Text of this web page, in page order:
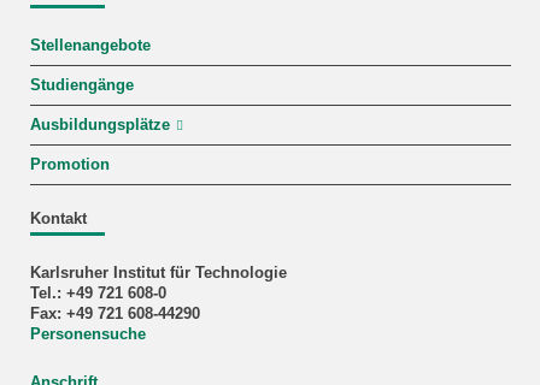
Stellenangebote
Studiengänge
Ausbildungsplätze
Promotion
Kontakt
Karlsruher Institut für Technologie
Tel.: +49 721 608-0
Fax: +49 721 608-44290
Personensuche